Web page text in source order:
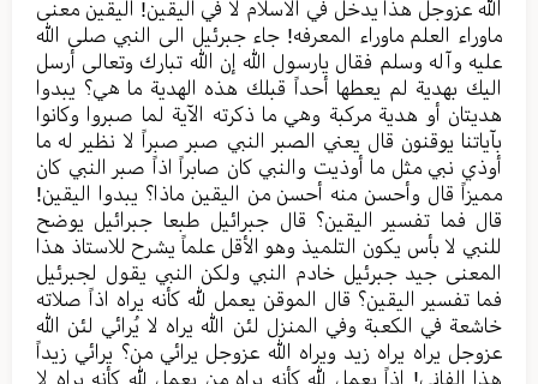
الله عزوجل هذا یدخل في الاسلام لا في الیقین! الیقین معنی
ماوراء العلم ماوراء المعرفه! جاء جبرئیل الی النبي صلی الله
علیه وآله وسلم فقال یارسول الله إن الله تبارك وتعالی أرسل
الیك بهدیة لم یعطها أحداً قبلك هذه الهدیة ما هي؟ یبدوا
هدیتان أو هدیة مرکبة وهي ما ذکرته الآیة لما صبروا وکانوا
بآیاتنا یوقنون قال یعني الصبر النبي صبر صبراً لا نظیر له ما
أوذي نبي مثل ما أوذیت والنبي کان صابراً اذاً صبر النبي کان
ممیزاً قال وأحسن منه أحسن من اليقين ماذا؟ یبدوا الیقین!
قال فما تفسیر الیقین؟ قال جبرائیل طبعا جبرائیل یوضح
للنبي لا بأس یکون التلمیذ وهو الأقل علماً یشرح للاستاذ هذا
المعنی جید جبرئیل خادم النبي ولکن النبي یقول لجبرئیل
فما تفسیر الیقین؟ قال الموقن یعمل لله کأنه یراه اذاً صلاته
خاشعة في الکعبة وفي المنزل لئن الله یراه لا یُرائي لئن الله
عزوجل یراه یراه زید ویراه الله عزوجل یرائي من؟ یرائي زیداً
هذا الفاني! اذاً یعمل لله کأنه یراه من یعمل لله کأنه یراه لا